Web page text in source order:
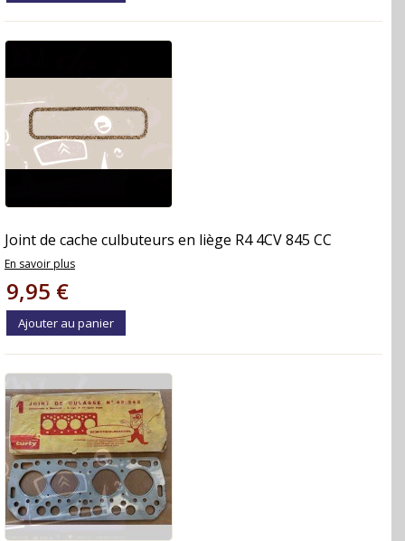
Joint de cache culbuteurs en liège R4 4CV 845 CC
En savoir plus
9,95 €
Ajouter au panier